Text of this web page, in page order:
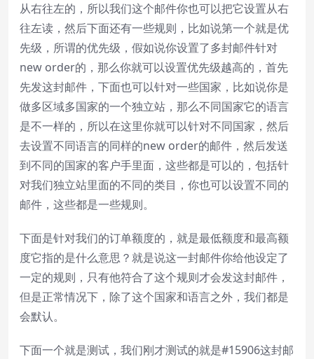
从右往左的，所以我们这个邮件你也可以把它设置从右
往左读，然后下面还有一些规则，比如说第一个就是优
先级，所谓的优先级，假如说你设置了多封邮件针对
new order的，那么你就可以设置优先级越高的，首先
先发这封邮件，下面也可以针对一些国家，比如说你是
做多区域多国家的一个独立站，那么不同国家它的语言
是不一样的，所以在这里你就可以针对不同国家，然后
去设置不同语言的同样的new order的邮件，然后发送
到不同的国家的客户手里面，这些都是可以的，包括针
对我们独立站里面的不同的类目，你也可以设置不同的
邮件，这些都是一些规则。
下面是针对我们的订单额度的，就是最低额度和最高额
度它指的是什么意思？就是说这一封邮件你给他设定了
一定的规则，只有他符合了这个规则才会发这封邮件，
但是正常情况下，除了这个国家和语言之外，我们都是
会默认。
下面一个就是测试，我们刚才测试的就是#15906这封邮